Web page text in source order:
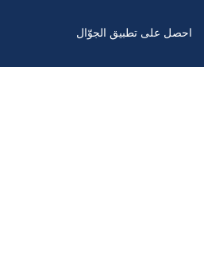
احصل على تطبيق الجوّال